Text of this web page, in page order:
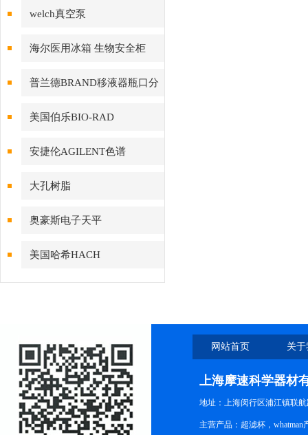
welch真空泵
海尔医用冰箱 生物安全柜
普兰德BRAND移液器瓶口分
配器
美国伯乐BIO-RAD
安捷伦AGILENT色谱
大孔树脂
奥豪斯电子天平
美国哈希HACH
网站首页 关
上海摩速科学器材
地址：上海闵行区浦江镇联航
主营产品：超滤杯，